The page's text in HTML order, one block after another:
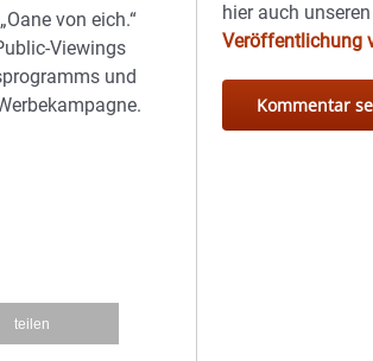
von eich.“
und
teilen
hier auch unseren
Veröffentlichung